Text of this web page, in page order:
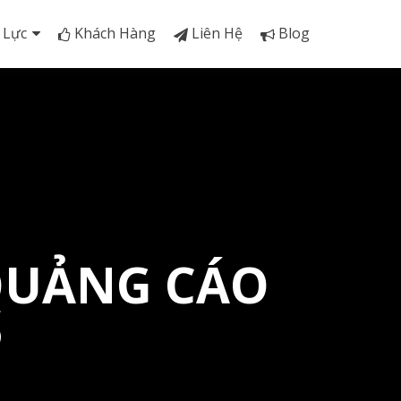
Khách Hàng Liên Hệ Blog
CÁO